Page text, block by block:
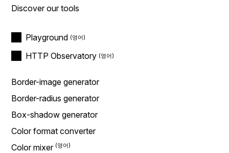
Discover our tools
Playground
HTTP Observatory
Border-image generator
Border-radius generator
Box-shadow generator
Color format converter
Color mixer